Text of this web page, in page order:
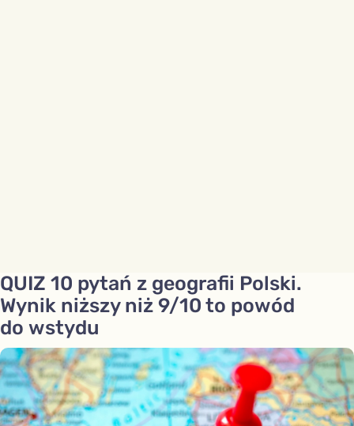
QUIZ 10 pytań z geografii Polski.
Wynik niższy niż 9/10 to powód
do wstydu